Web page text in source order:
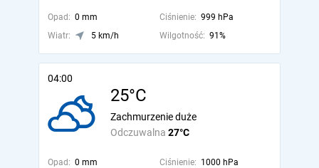
Opad: 0 mm Ciśnienie: 999 hPa
Wiatr:
5 km/h Wilgotność: 91%
04:00
25°C
Odczuwalna 27°C
Zachmurzenie duże
Opad: 0 mm Ciśnienie: 1000 hPa